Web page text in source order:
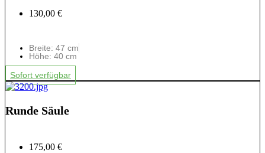
130,00 €
Breite: 47 cm
Höhe: 40 cm
Sofort verfügbar
Runde Säule
175,00 €